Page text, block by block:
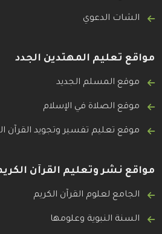
الشات الدعوي
مواقع تعليم المهتدين الجدد
موقع المسلم الجديد
موقع الصلاة في الإسلام
موقع تعليم تفسير وتجويد القرآن
مواقع نشر وتعليم القرآن
الجامع لعلوم القرآن الكريم
السنة النبوية وعلومها